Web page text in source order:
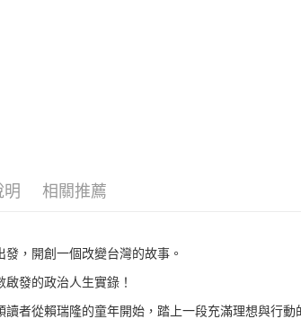
明 相關推薦
發，開創一個改變台灣的故事。
啟發的政治人生實錄！
讀者從賴瑞隆的童年開始，踏上一段充滿理想與行